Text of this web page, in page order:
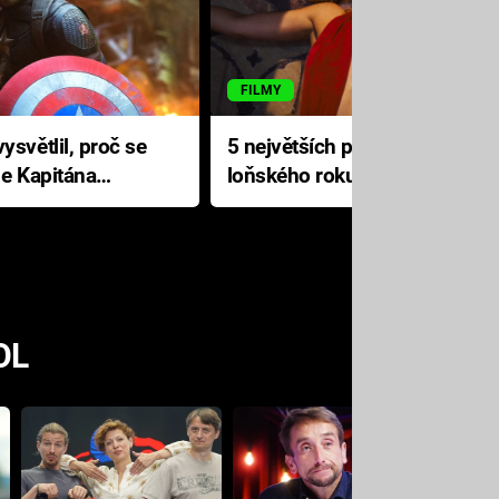
proč se
Kapitána
FILMY
5 největších propadáků
loňského roku: Disney na
jediné katastrofě prodělal 200